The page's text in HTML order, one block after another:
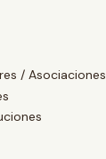
/ Asociaciones